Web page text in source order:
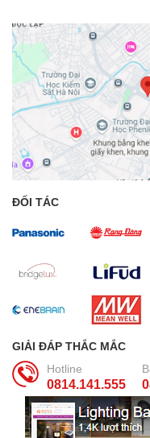
ĐỐI TÁC
GIẢI ĐÁP THẮC MẮC
Hotline
0814.141.555